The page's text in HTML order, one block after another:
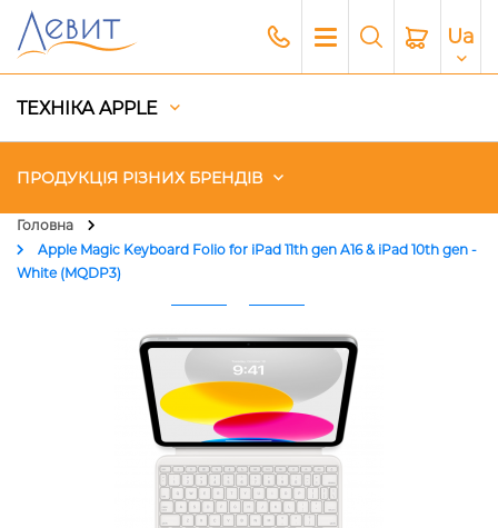
Ua
ТЕХНІКА APPLE
ПРОДУКЦІЯ РІЗНИХ БРЕНДІВ
Чохли
Генератори і Зарядні станції
Платний сервіс Apple
Головна
Apple Magic Keyboard Folio for iPad 11th gen A16 & iPad 10th gen -
White (MQDP3)